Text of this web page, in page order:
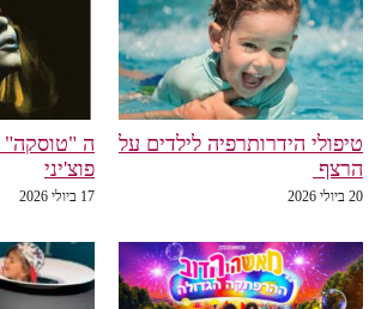
טיפולי הידרותרפיה לילדים על
הרצף
20 ביולי 2026
ה "טוסקה"
פוצ'יני
17 ביולי 2026